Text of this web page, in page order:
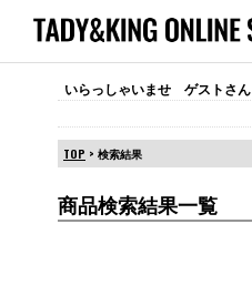
いらっしゃいませ ゲストさん
TOP > 検索結果
商品検索結果一覧